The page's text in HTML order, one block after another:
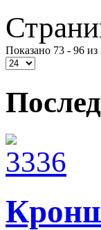
Показано 73 - 96 из